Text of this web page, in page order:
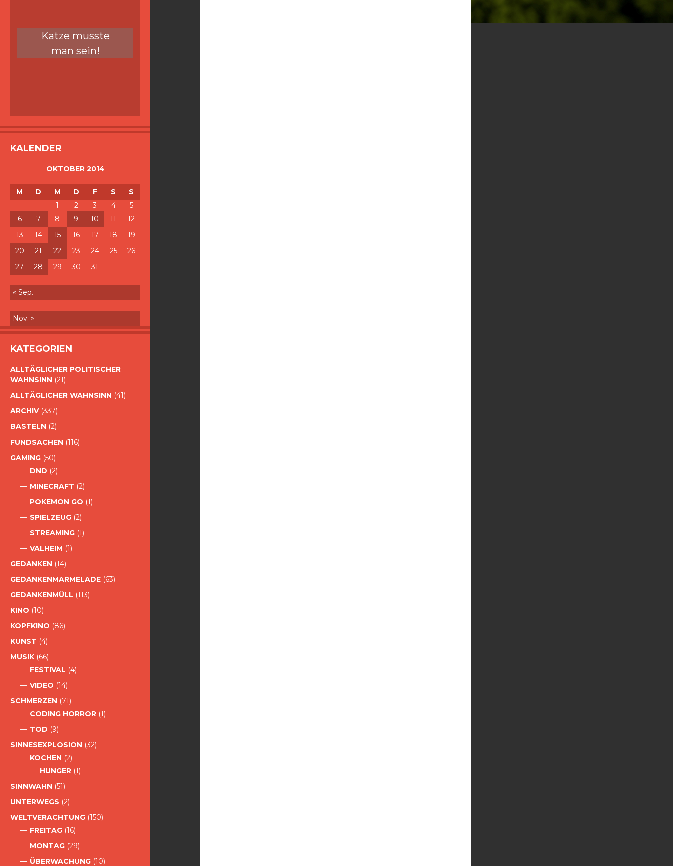
Katze müsste
man sein!
KALENDER
OKTOBER 2014
M D M D F S
S
1
2 3 4
5
6
7 8 9 10 11
12
13
14 15 16 17 18
19
20
21 22 23 24 25
26
27
28 29 30 31
« Sep.
Nov. »
KATEGORIEN
ALLTÄGLICHER POLITISCHER
WAHNSINN (21)
ALLTÄGLICHER WAHNSINN (41)
ARCHIV(337)
BASTELN (2)
FUNDSACHEN (116)
GAMING (50)
DND (2)
MINECRAFT (2)
POKEMON GO (1)
SPIELZEUG (2)
STREAMING (1)
VALHEIM (1)
GEDANKEN (14)
GEDANKENMARMELADE (63)
GEDANKENMÜLL (113)
KINO (10)
KOPFKINO (86)
KUNST (4)
MUSIK (66)
FESTIVAL (4)
VIDEO (14)
SCHMERZEN (71)
CODING HORROR (1)
TOD (9)
SINNESEXPLOSION (32)
KOCHEN (2)
HUNGER (1)
SINNWAHN (51)
UNTERWEGS (2)
WELTVERACHTUNG (150)
FREITAG (16)
MONTAG (29)
ÜBERWACHUNG (10)